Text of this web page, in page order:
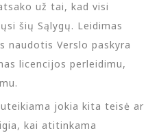
už tai, kad visi
šių Sąlygų. Leidimas
naudotis Verslo paskyra
licencijos perleidimu,
jokia kita teisė ar
kai atitinkama